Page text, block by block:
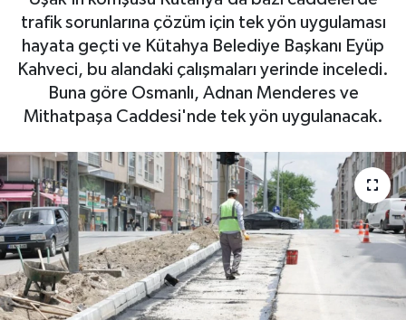
trafik sorunlarına çözüm için tek yön uygulaması
hayata geçti ve Kütahya Belediye Başkanı Eyüp
Kahveci, bu alandaki çalışmaları yerinde inceledi.
Buna göre Osmanlı, Adnan Menderes ve
Mithatpaşa Caddesi'nde tek yön uygulanacak.